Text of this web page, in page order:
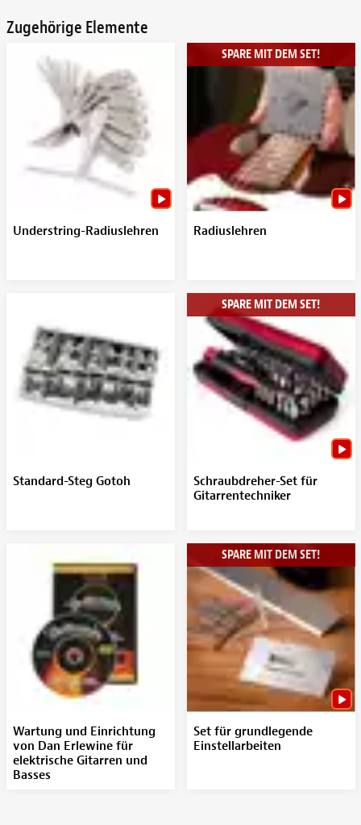
Zugehörige Elemente
Understring-Radiuslehren
SPARE MIT DEM SET!
Radiuslehren
Standard-Steg Gotoh
SPARE MIT DEM SET!
Schraubdreher-Set für
Gitarrentechniker
Wartung und Einrichtung
von Dan Erlewine für
elektrische Gitarren und
Basses
SPARE MIT DEM SET!
Set für grundlegende
Einstellarbeiten